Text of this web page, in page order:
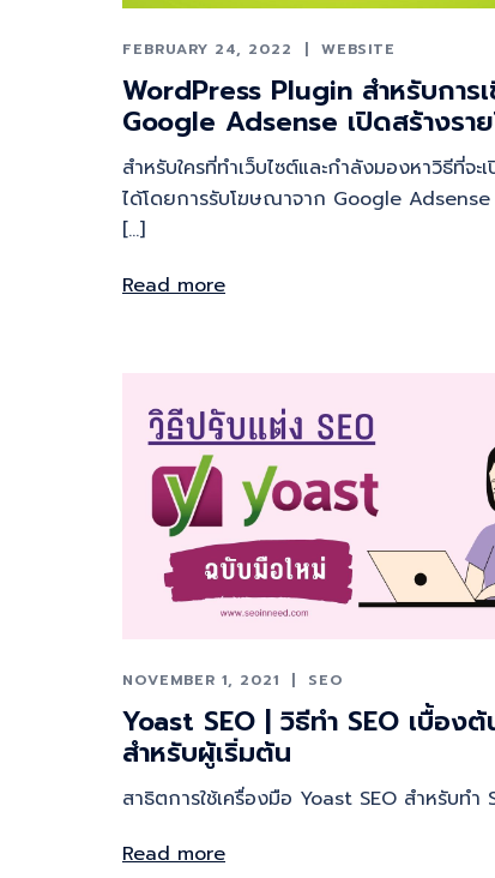
FEBRUARY 24, 2022 WEBSITE
WordPress Plugin สำหรับการ
Google Adsense เปิดสร้างรา
สำหรับใครที่ทำเว็บไซต์และกำลังมองหาวิธีที่จะ
ได้โดยการรับโฆษณาจาก Google
[…]
Read more
NOVEMBER 1, 2021 SEO
Yoast SEO | วิธีทำ SEO เบื้อง
สำหรับผู้เริ่มต้น
สาธิตการใช้เครื่องมือ Yoast SEO สำหรับทำ
Read more